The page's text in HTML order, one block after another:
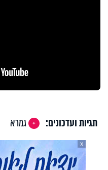
תגיות ועדכונים: גמרא
X